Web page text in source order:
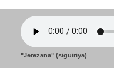
"Jerezana" (siguiriya)